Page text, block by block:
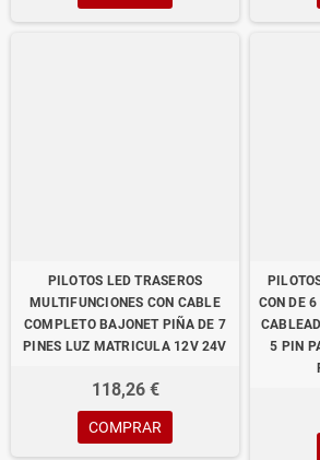
REDES SOCIALES FACEBOOK
Síguenos en redes sociales con ultimas noticias de
fotos de nuevos productos, ofertas, códigos de
Sigue nuestro blog con últimas novedades. Acceso
PILOTOS LED TRASEROS
MULTIFUNCIONES CON CABLE
COMPLETO BAJONET PIÑA DE 7
PINES LUZ MATRICULA 12V 24V
118,26 €
COMPRAR
CON DE
5 PIN